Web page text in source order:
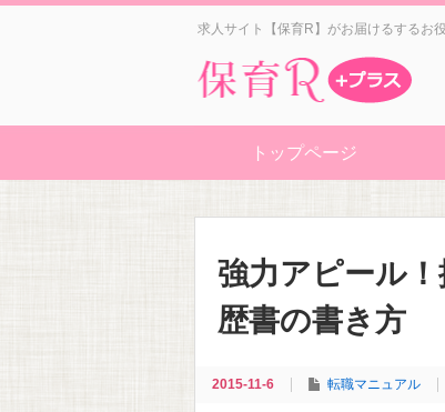
求人サイト【保育R】がお届けるするお
トップページ
強力アピール
歴書の書き方
2015-11-6 転職マニュアル